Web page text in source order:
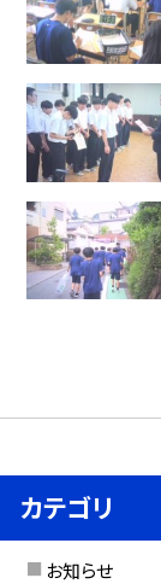
カテゴリ
お知らせ